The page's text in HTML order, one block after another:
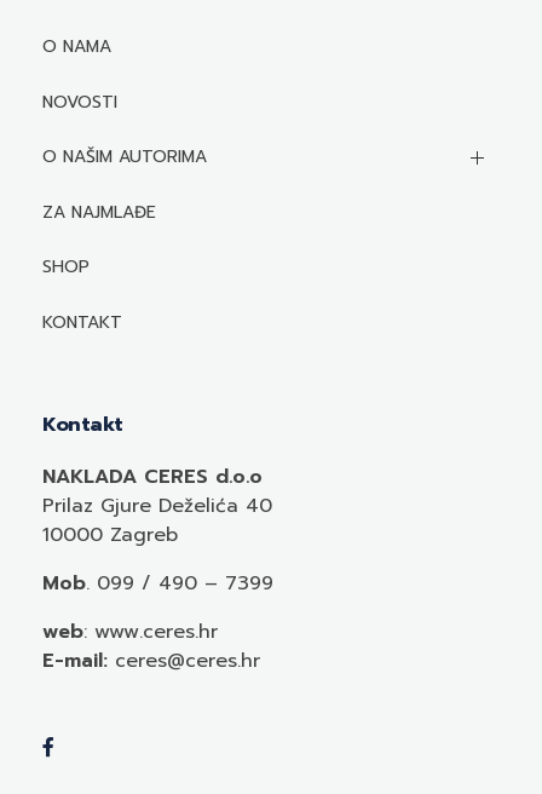
O NAMA
NOVOSTI
O NAŠIM AUTORIMA
Biografije autora
Mediji o autorima i njihovim naslovima
ZA NAJMLAĐE
SHOP
KONTAKT
Kontakt
NAKLADA CERES d.o.o
Prilaz Gjure Deželića 40
10000 Zagreb
Mob. 099 / 490 – 7399
web: www.ceres.hr
E-mail: ceres@ceres.hr